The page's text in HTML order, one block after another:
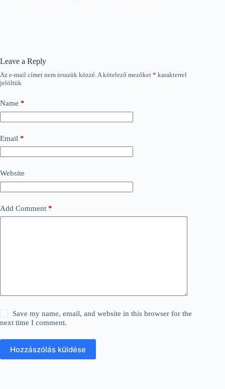
Leave a Reply
Az e-mail címet nem tesszük közzé.A kötelező mezőket * karakterrel
jelöltük
Name *
Email *
Website
Add Comment *
Save my name, email, and website in this browser for the
next time I comment.
Hozzászólás küldése